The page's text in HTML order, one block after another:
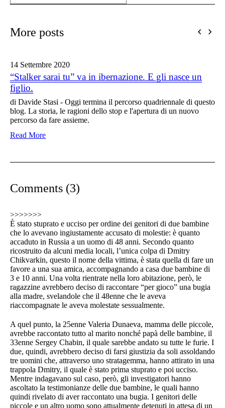
More posts
14 Settembre 2020
“Stalker sarai tu” va in ibernazione. E gli nasce un
figlio.
di Davide Stasi - Oggi termina il percorso quadriennale di questo
blog. La storia, le ragioni dello stop e l'apertura di un nuovo
percorso da fare assieme.
Read More
Comments (3)
>>>>>>>
È stato stuprato e ucciso per ordine dei genitori di due bambine
che lo avevano ingiustamente accusato di molestie: è quanto
accaduto in Russia a un uomo di 48 anni. Secondo quanto
ricostruito da alcuni media locali, l’unica colpa di Dmitry
Chikvarkin, questo il nome della vittima, è stata quella di fare un
favore a una sua amica, accompagnando a casa due bambine di
3 e 10 anni. Una volta rientrate nella loro abitazione, però, le
ragazzine avrebbero deciso di raccontare “per gioco” una bugia
alla madre, svelandole che il 48enne che le aveva
riaccompagnate le aveva molestate sessualmente.
A quel punto, la 25enne Valeria Dunaeva, mamma delle piccole,
avrebbe raccontato tutto al marito nonché papà delle bambine, il
33enne Sergey Chabin, il quale sarebbe andato su tutte le furie. I
due, quindi, avrebbero deciso di farsi giustizia da soli assoldando
tre uomini che, attraverso uno stratagemma, hanno attirato in una
trappola Dmitry, il quale è stato prima stuprato e poi ucciso.
Mentre indagavano sul caso, però, gli investigatori hanno
ascoltato la testimonianze delle due bambine, le quali hanno
quindi rivelato di aver raccontato una bugia. I genitori delle
piccole e un altro uomo sono attualmente detenuti in attesa di un